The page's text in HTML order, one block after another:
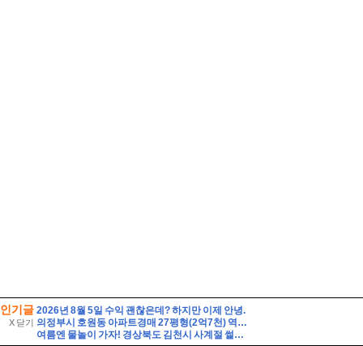
인기글
X 닫기
2026년 8월 5일 수익 괜찮은데? 하지만 이제 안녕.
의정부시 호원동 아파트경매 27평형(2억7천) 역세권 회룡역인근 호원우성3차 20층 유찰1회 의정부호원우성3차아파트 부동산경매 매매
여름엔 물놀이 가자! 경상북도 김천시 사계절 썰매장